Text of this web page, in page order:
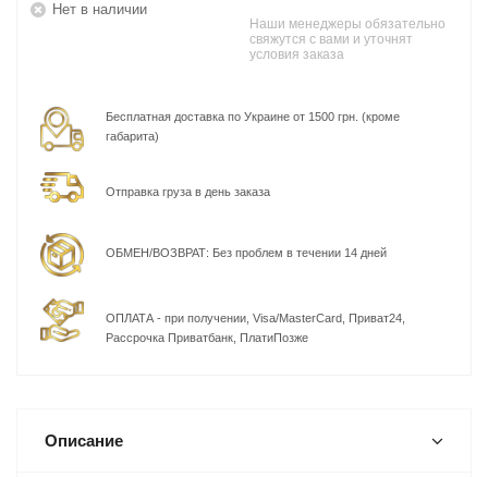
Нет в наличии
Наши менеджеры обязательно
свяжутся с вами и уточнят
условия заказа
Бесплатная доставка по Украине от 1500 грн. (кроме
габарита)
Отправка груза в день заказа
ОБМЕН/ВОЗВРАТ: Без проблем в течении 14 дней
ОПЛАТА - при получении, Visa/MasterCard, Приват24,
Рассрочка Приватбанк, ПлатиПозже
Описание